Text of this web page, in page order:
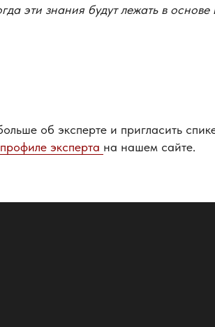
эти знания будут лежать в основе
об эксперте и пригласить
эксперта на нашем сайте.